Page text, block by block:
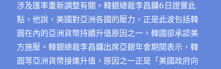
涉及匯率重新調整有關。韓銀總裁李昌鏞6日證實此
點，他說，美國對亞洲各國的壓力，正是此波包括韓
圓在內的亞洲貨幣持續升值原因之一。韓國卻承認美
方施壓。韓銀總裁李昌鏞出席亞銀年會期間表示，韓
圓等亞洲貨幣接連升值，原因之一正是「美國政府向